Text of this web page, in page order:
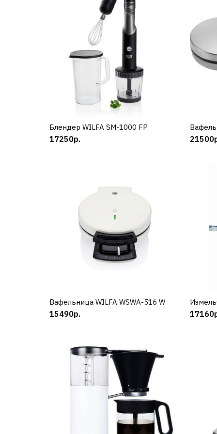
КУПИТЬ
Блендер WILFA SM-1000 FP
17250р.
КУПИТЬ
Вафельница WILFA WSWA-516 W
15490р.